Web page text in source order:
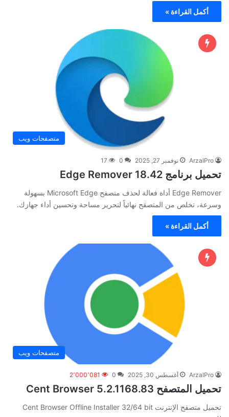
أكمل القراءة »
متصفحات ويب
ArzalPro نوفمبر 27, 2025 0
17
تحميل برنامج Edge Remover 18.42
Edge Remover أداة فعالة لحذف متصفح Microsoft Edge بسهولة
وسرعة، تخلص من المتصفح نهائياً لتحرير مساحة وتحسين أداء جهازك.
أكمل القراءة »
متصفحات ويب
ArzalPro أغسطس 30, 2025 0 2٬000٬081
تحميل المتصفح Cent Browser 5.2.1168.83
تحميل متصفح الإنترنت Cent Browser Offline Installer 32/64 bit